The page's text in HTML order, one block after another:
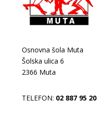
Osnovna šola Muta
Šolska ulica 6
2366 Muta
TELEFON: 02 887 95 20